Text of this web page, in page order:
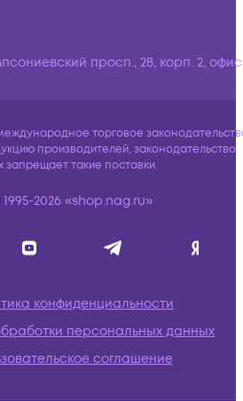
просп., 28, корп. 2,
торговое
производителей, законодательство
запрещает такие поставки.
2026 «shop.nag.ru»
конфиденциальности
персональных данных
соглашение